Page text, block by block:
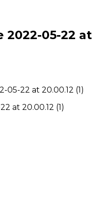
2022-05-22 at
22 at 20.00.12 (1)
at 20.00.12 (1)